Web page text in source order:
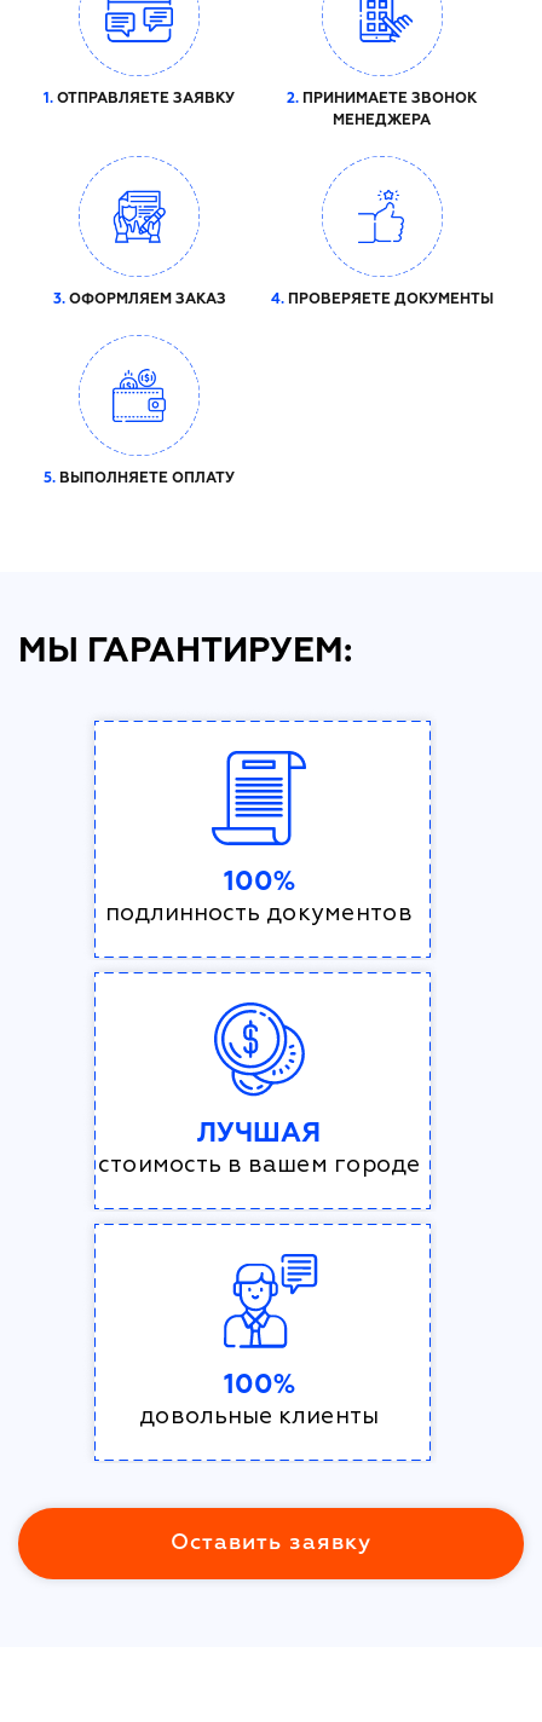
1. ОТПРАВЛЯЕТЕ ЗАЯВКУ 2. ПРИНИМАЕТЕ ЗВОНОК
МЕНЕДЖЕРА
3.ОФОРМЛЯЕМ ЗАКАЗ 4.ПРОВЕРЯЕТЕ ДОКУМЕНТЫ
5. ВЫПОЛНЯЕТЕ ОПЛАТУ
МЫ ГАРАНТИРУЕМ:
100%
подлинность документов
ЛУЧШАЯ
стоимость в вашем городе
100%
довольные клиенты
Оставить заявку